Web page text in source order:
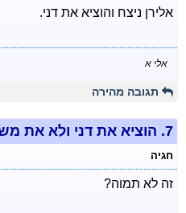
אלירן ניצח והוציא את דני.
אלי א
תגובה מהירה
7. הוציא את דני ולא את
חגיה
זה לא תמוה?